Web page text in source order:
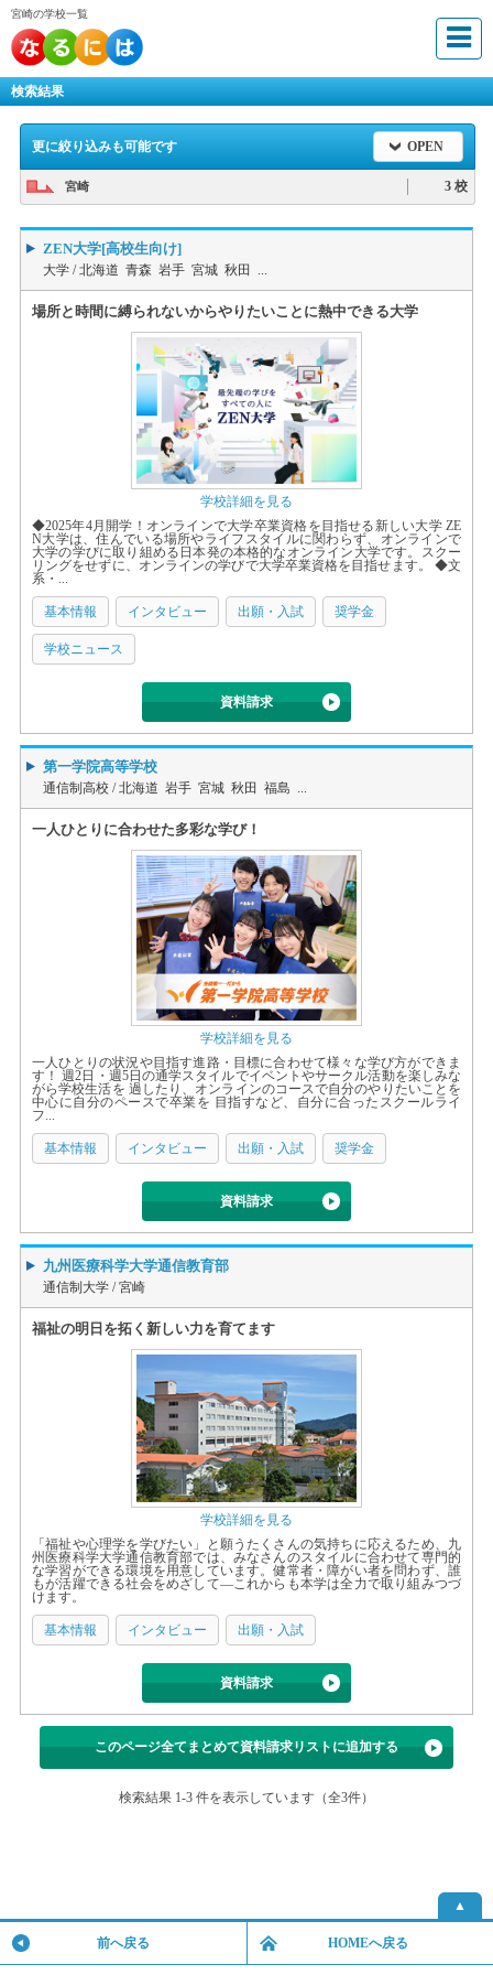
宮崎の学校一覧
検索結果
更に絞り込みも可能です OPEN
宮崎 3 校
ZEN大学[高校生向け]
大学 /北海道 青森 岩手 宮城 秋田 ...
場所と時間に縛られないからやりたいことに熱中できる大学
学校詳細を見る
◆2025年4月開学！オンラインで大学卒業資格を目指せる新しい大学 ZE
N大学は、住んでいる場所やライフスタイルに関わらず、オンラインで
大学の学びに取り組める日本発の本格的なオンライン大学です。スクー
リングをせずに、オンラインの学びで大学卒業資格を目指せます。 ◆文
系・...
基本情報 インタビュー 出願・入試 奨学金
学校ニュース
資料請求
第一学院高等学校
通信制高校 /北海道 岩手 宮城 秋田 福島 ...
一人ひとりに合わせた多彩な学び！
学校詳細を見る
一人ひとりの状況や目指す進路・目標に合わせて様々な学び方ができま
す！ 週2日・週5日の通学スタイルでイベントやサークル活動を楽しみな
がら学校生活を 過したり、オンラインのコースで自分のやりたいことを
中心に自分のペースで卒業を 目指すなど、自分に合ったスクールライ
フ...
基本情報 インタビュー 出願・入試 奨学金
資料請求
九州医療科学大学通信教育部
通信制大学 /宮崎
福祉の明日を拓く新しい力を育てます
学校詳細を見る
「福祉や心理学を学びたい」と願うたくさんの気持ちに応えるため、九
州医療科学大学通信教育部では、みなさんのスタイルに合わせて専門的
な学習ができる環境を用意しています。健常者・障がい者を問わず、誰
もが活躍できる社会をめざして―これからも本学は全力で取り組みつづ
けます。
基本情報 インタビュー 出願・入試
資料請求
このページ全てまとめて資料請求リストに追加する
検索結果 1-3 件を表示しています（全3件）
▲
前へ戻る HOMEへ戻る